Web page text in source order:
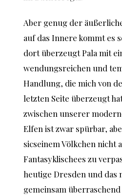
Aber genug der
auf das Innere kommt es
dort überzeugt Pala mit
wendungsreichen und
Handlung, die mich von
letzten Seite überzeugt
zwischen unserer
Elfen ist zwar spürbar,
sicseinem Völkchen nicht
Fantasyklischees zu
heutige Dresden und das
gemeinsam